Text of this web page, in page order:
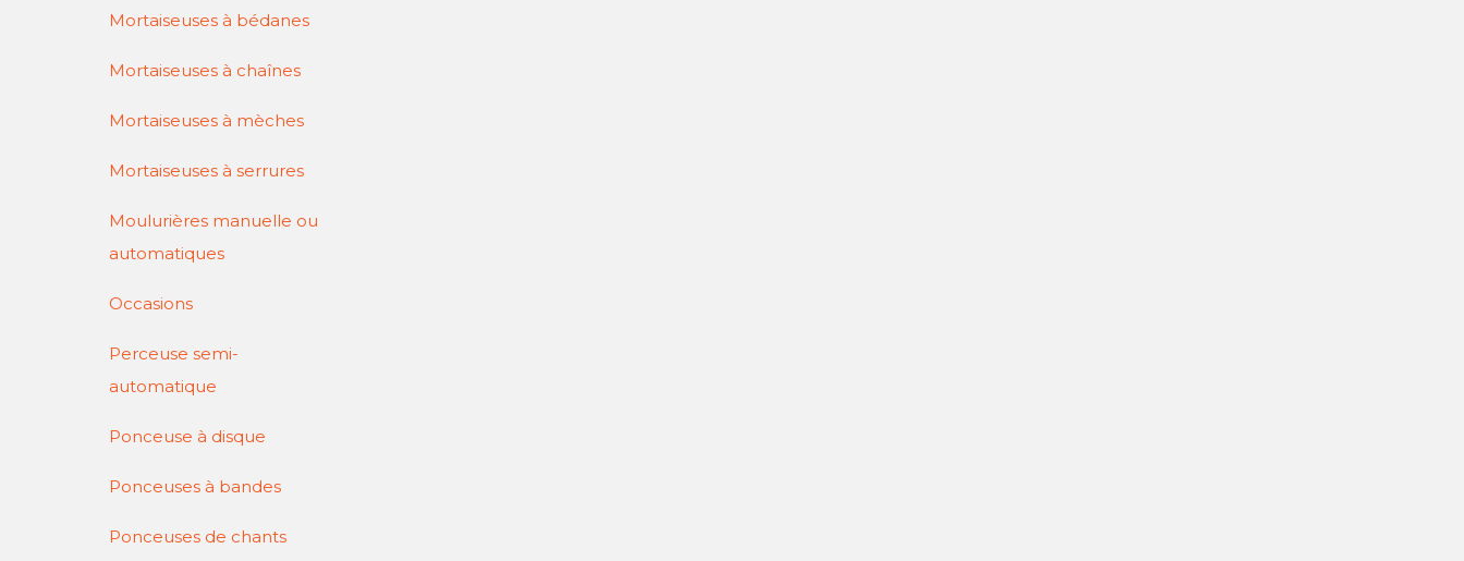
Mortaiseuses à bédanes
Mortaiseuses à chaînes
Mortaiseuses à mèches
Mortaiseuses à serrures
Moulurières manuelle ou
automatiques
Occasions
Perceuse semi-
automatique
Ponceuse à disque
Ponceuses à bandes
Ponceuses de chants